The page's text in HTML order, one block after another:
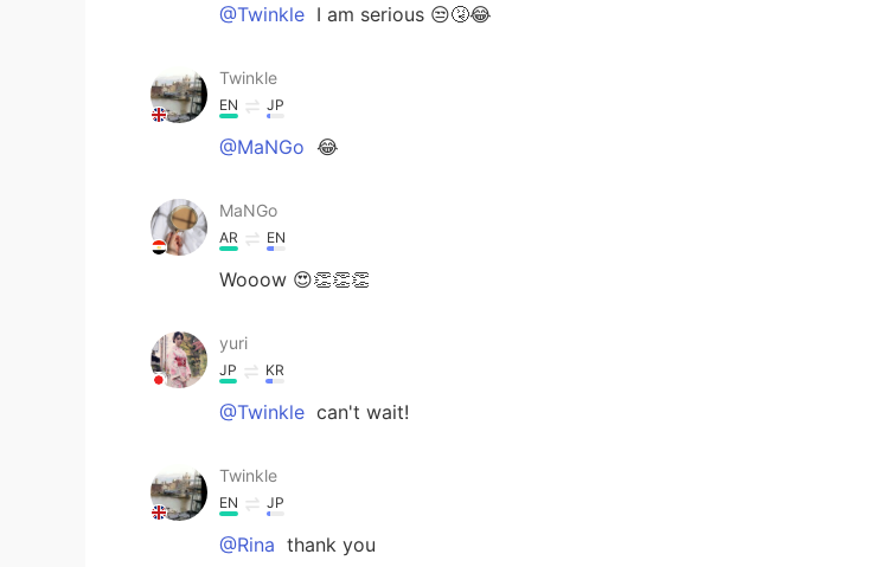
@Twinkle I am serious 😒🤧😂
Twinkle
EN JP
@MaNGo 😂
MaNGo
AR EN
Wooow 😍👏👏👏
yuri
JP KR
@Twinkle can't wait!
Twinkle
EN JP
@Rina thank you